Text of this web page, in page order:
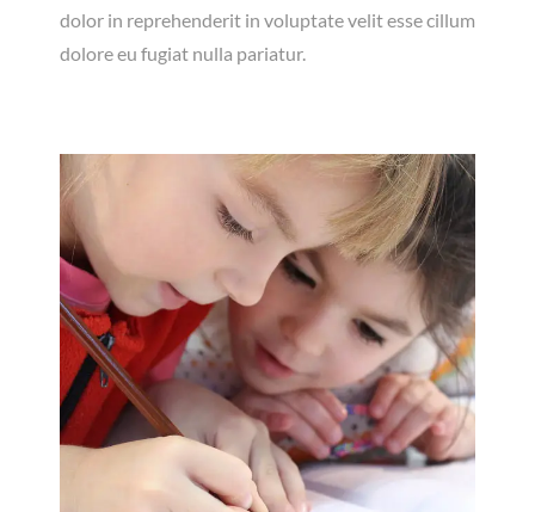
dolor in reprehenderit in voluptate velit esse cillum
dolore eu fugiat nulla pariatur.